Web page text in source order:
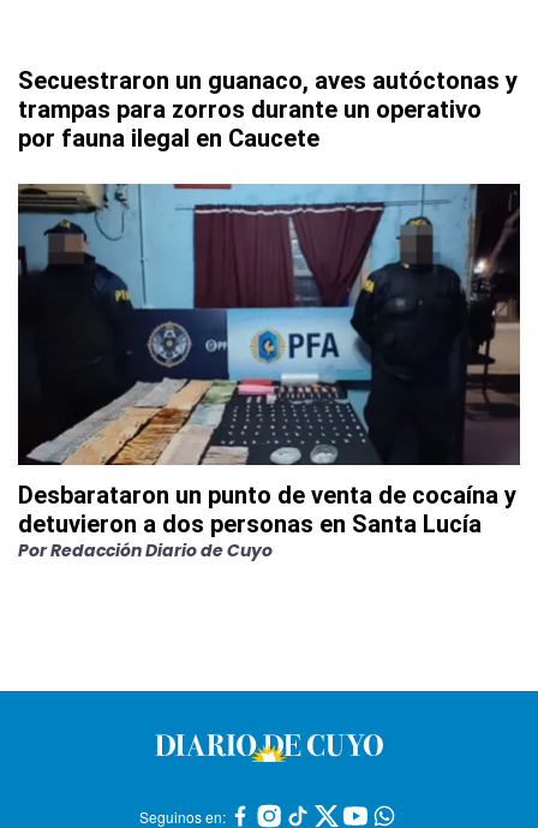
Secuestraron un guanaco, aves autóctonas y
trampas para zorros durante un operativo
por fauna ilegal en Caucete
Desbarataron un punto de venta de cocaína y
detuvieron a dos personas en Santa Lucía
PorRedacción Diario de Cuyo
Seguinos en: